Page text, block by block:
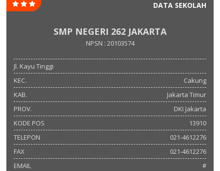
DATA SEKOLAH
SMP NEGERI 262 JAKARTA
NPSN : 20103574
Jl. Kayu Tinggi
KEC.
Cakung
KAB.
Jakarta Timur
PROV.
DKI Jakarta
KODE POS
13910
TELEPON
021-4612276
FAX
021-4612276
EMAIL
#